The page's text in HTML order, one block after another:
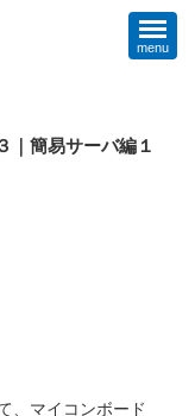
menu
｜簡易サーバ編１
、マイコンボード